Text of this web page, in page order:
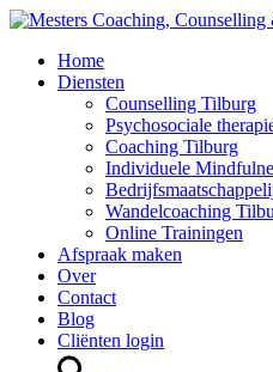
Home
Diensten
Counselling Tilburg
Psychosociale
Coaching Tilburg
Individuele
Wandelcoaching
Online Trainingen
Afspraak maken
Over
Contact
Blog
Cliënten login